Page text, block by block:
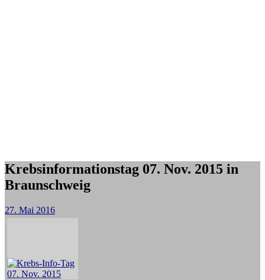
Krebsinformationstag 07. Nov. 2015 in
Braunschweig
27. Mai 2016